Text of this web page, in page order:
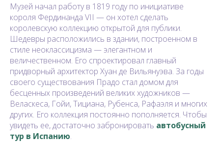
Музей начал работу в 1819 году по инициативе
короля Фердинанда VII — он хотел сделать
королевскую коллекцию открытой для публики.
Шедевры расположились в здании, построенном в
стиле неоклассицизма — элегантном и
величественном. Его спроектировал главный
придворный архитектор Хуан де Вильянуэва. За годы
своего существования Прадо стал домом для
бесценных произведений великих художников —
Веласкеса, Гойи, Тициана, Рубенса, Рафаэля и многих
других. Его коллекция постоянно пополняется. Чтобы
увидеть ее, достаточно забронировать автобусный
тур в Испанию.